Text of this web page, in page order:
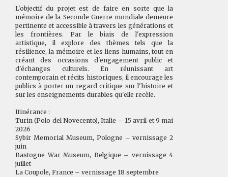
L'objectif du projet est de faire en sorte que la
mémoire de la Seconde Guerre mondiale demeure
pertinente et accessible à travers les générations et
les frontières. Par le biais de l'expression
artistique, il explore des thèmes tels que la
résilience, la mémoire et les liens humains, tout en
créant des occasions d'engagement public et
d'échanges culturels. En réunissant art
contemporain et récits historiques, il encourage les
publics à porter un regard critique sur l'histoire et
sur les enseignements durables qu'elle recèle.
Itinérance :
Turin (Polo del Novecento), Italie – 15 avril et 9 mai
2026
Sybir Memorial Museum, Pologne – vernissage 2
juin
Bastogne War Museum, Belgique – vernissage 4
juillet
La Coupole, France – vernissage 18 septembre